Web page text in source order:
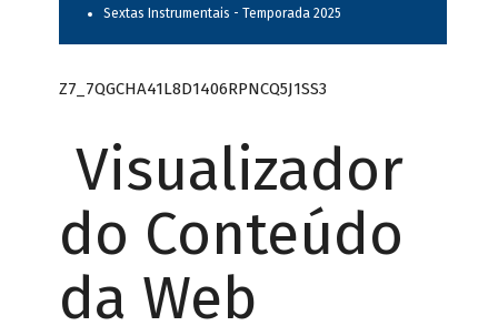
Sextas Instrumentais - Temporada 2025
Z7_7QGCHA41L8D1406RPNCQ5J1SS3
Visualizador
do Conteúdo
da Web